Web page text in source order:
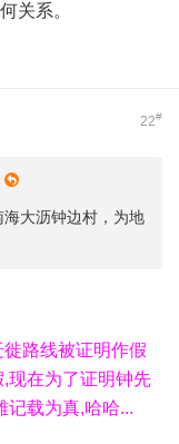
关系。
22#
大沥钟边村，为地
路线被证明作假
现在为了证明钟先
记载为真,哈哈...